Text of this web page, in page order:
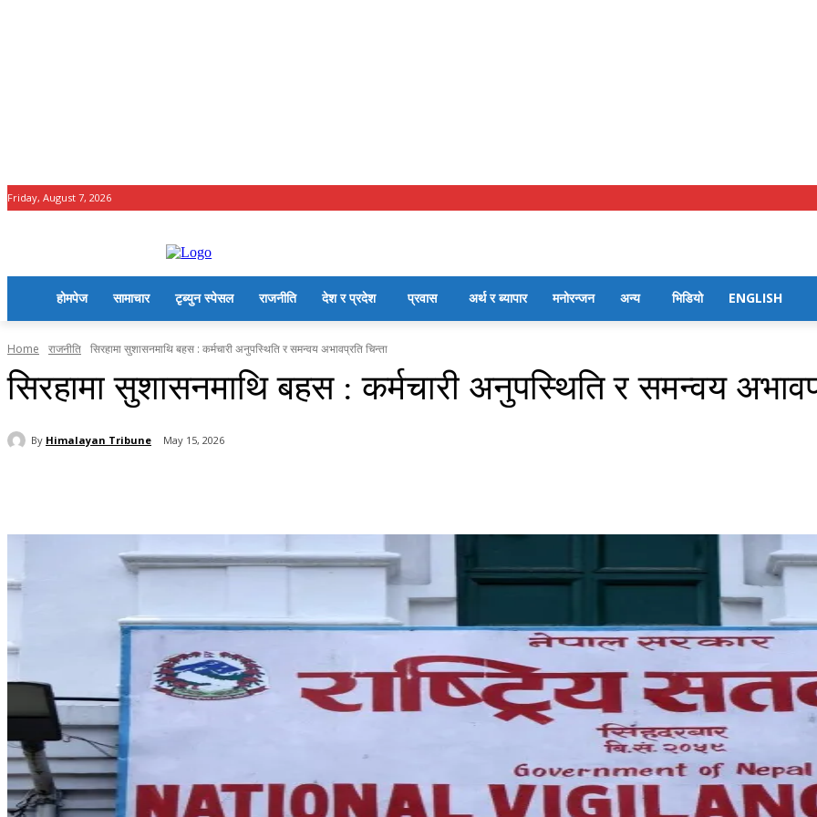
Friday, August 7, 2026
होमपेज सामाचार टृब्युन स्पेसल राजनीति देश र प्रदेश प्रवास अर्थ र ब्यापार मनोरन्जन अन्य भिडियो ENGLISH
Home राजनीति सिरहामा सुशासनमाथि बहस : कर्मचारी अनुपस्थिति र समन्वय अभावप्रति चिन्ता
सिरहामा सुशासनमाथि बहस : कर्मचारी अनुपस्थिति र समन्वय
By Himalayan Tribune May 15, 2026